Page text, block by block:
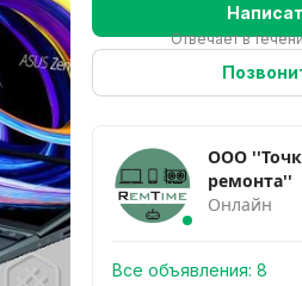
Отвечает в
ООО
ремонта''
Онлайн
Все объявления: 8